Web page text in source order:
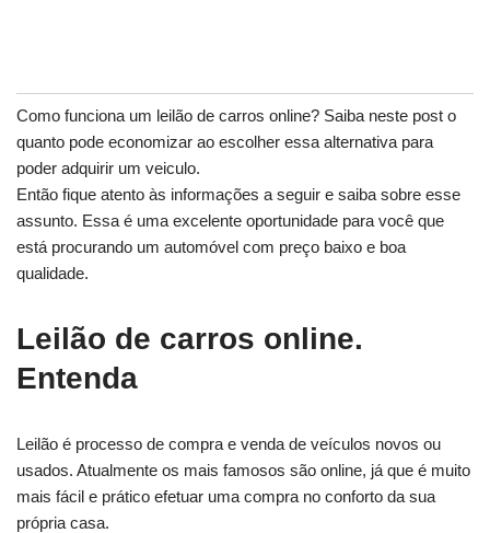
Como funciona um leilão de carros online? Saiba neste post o
quanto pode economizar ao escolher essa alternativa para
poder adquirir um veiculo.
Então fique atento às informações a seguir e saiba sobre esse
assunto. Essa é uma excelente oportunidade para você que
está procurando um automóvel com preço baixo e boa
qualidade.
Leilão de carros online.
Entenda
Leilão é processo de compra e venda de veículos novos ou
usados. Atualmente os mais famosos são online, já que é muito
mais fácil e prático efetuar uma compra no conforto da sua
própria casa.